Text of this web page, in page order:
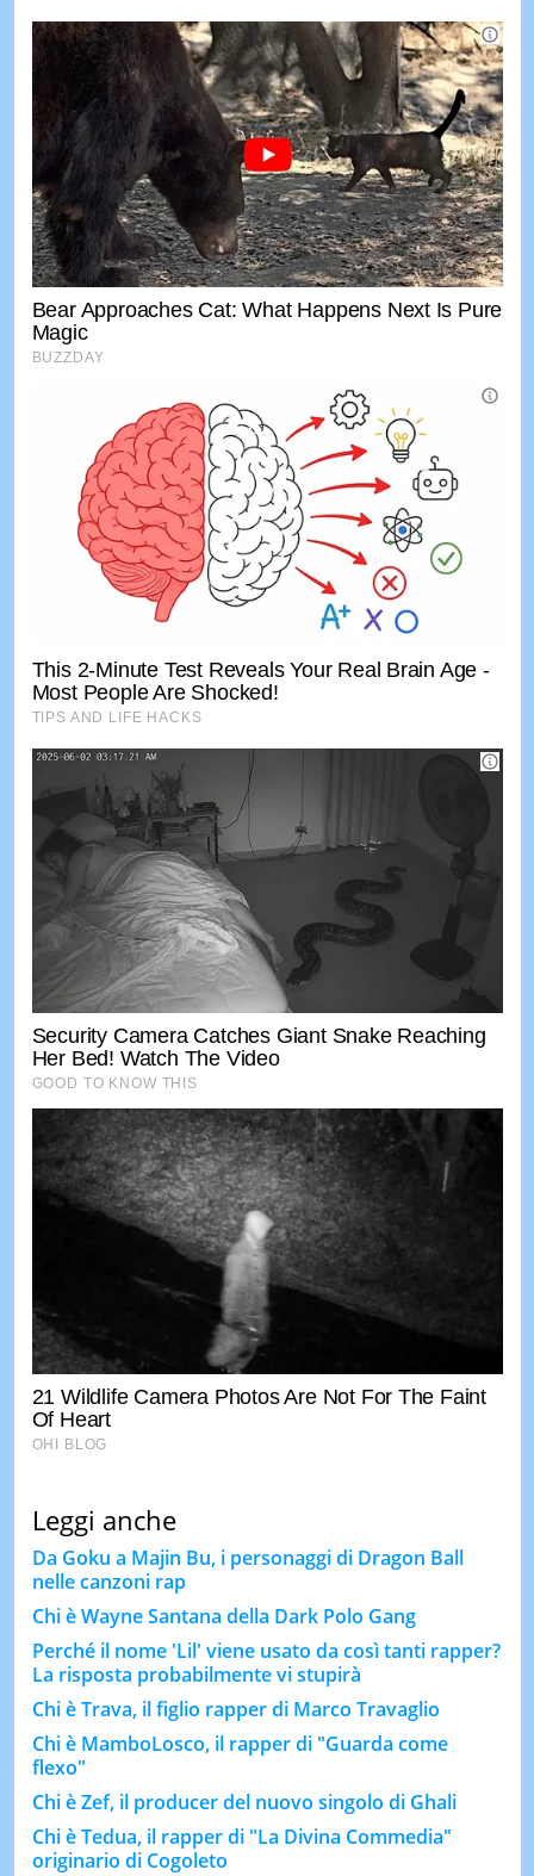
Leggi anche
Da Goku a Majin Bu, i personaggi di Dragon Ball
nelle canzoni rap
Chi è Wayne Santana della Dark Polo Gang
Perché il nome 'Lil' viene usato da così tanti rapper?
La risposta probabilmente vi stupirà
Chi è Trava, il figlio rapper di Marco Travaglio
Chi è MamboLosco, il rapper di "Guarda come
flexo"
Chi è Zef, il producer del nuovo singolo di Ghali
Chi è Tedua, il rapper di "La Divina Commedia"
originario di Cogoleto